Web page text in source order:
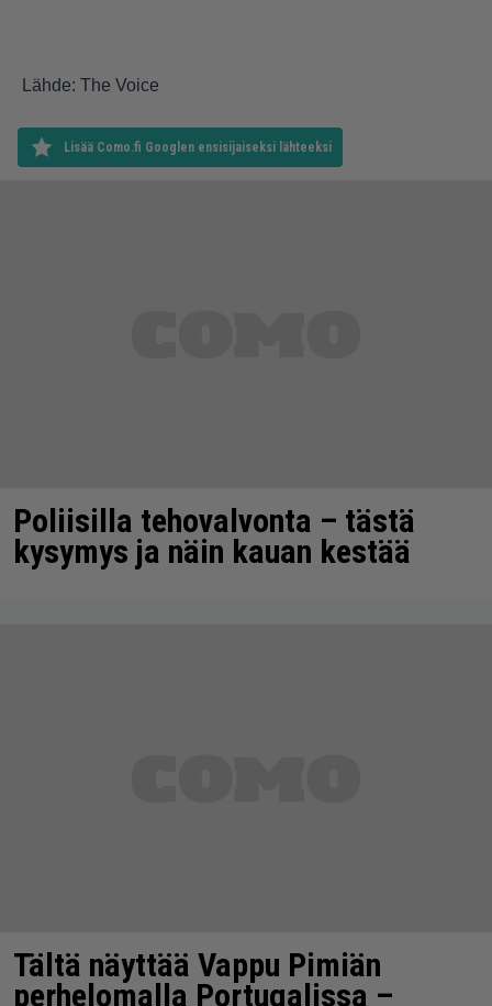
Lähde: The Voice
Lisää Como.fi Googlen ensisijaiseksi lähteeksi
Poliisilla tehovalvonta – tästä
kysymys ja näin kauan kestää
Tältä näyttää Vappu Pimiän
perhelomalla Portugalissa –